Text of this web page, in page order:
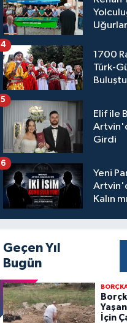
1700
Türk-
Buluştu
4
Elif ile
Girdi
5
Yeni
Kalın
6
Geçen Yıl
Bugün
İçin